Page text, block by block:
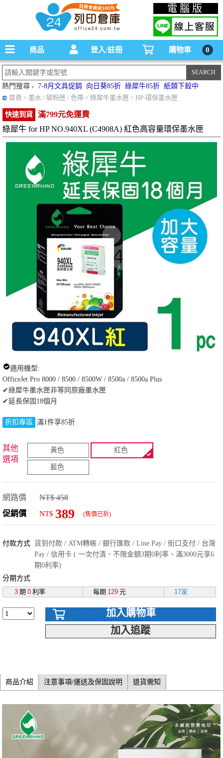
碳粉匣，墨水匣,原廠碳粉匣，副廠碳粉匣，環保碳粉匣,連續供墨印表機-office24列印
倉庫線上購物手機版
電腦版
商品 登入/註冊 購物車 0
熱門搜尋 7-8月文具促銷 向日葵85折 綠犀牛85折 紙類下殺中
首頁 > 墨水 / 碳粉匣 / 色帶 > 綠犀牛墨水匣 > HP-環保墨水匣
快速到貨
滿799元免運費
綠犀牛 for HP NO.940XL (C4908A) 紅色高容量環保墨水匣
適用機型:
OfficeJet Pro 8000 / 8500 / 8500W / 8500a / 8500a Plus
✔綠犀牛墨水匣非等同原廠墨水匣
✔延長保固18個月
折扣專區 滿1件享85折
其他
選項
黃色 紅色
藍色
網路價
NT$ 458
促銷價
NT$ 389 (售價已折)
付款方式 貨到付款 / ATM轉帳 / 銀行匯款 / Line Pay / 街口支付 / 台灣
Pay / 信用卡 ( 一次付清、不限金額3期0利率、滿3000元享6
期0利率)
分期方式
3 期 0 利率 每期 129 元 17家
加入購物車
加入追蹤
商品介紹 注意事項/運送及保固說明 退貨需知